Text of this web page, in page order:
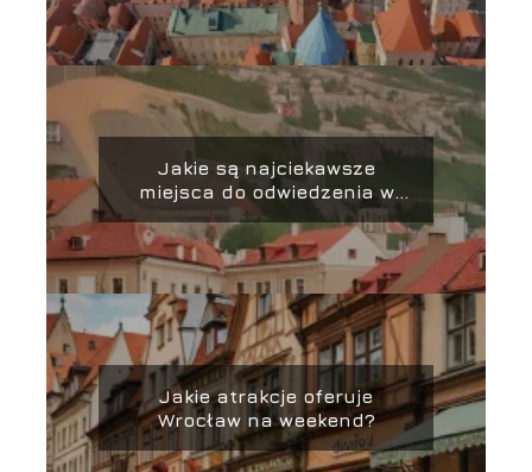
Jakie są najciekawsze
miejsca do odwiedzenia w
Wilnie?
Jakie atrakcje oferuje
Wrocław na weekend?